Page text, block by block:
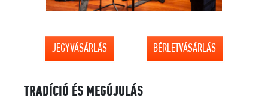
JEGYVÁSÁRLÁS BÉRLETVÁSÁRLÁS
TRADÍCIÓ ÉS MEGÚJULÁS